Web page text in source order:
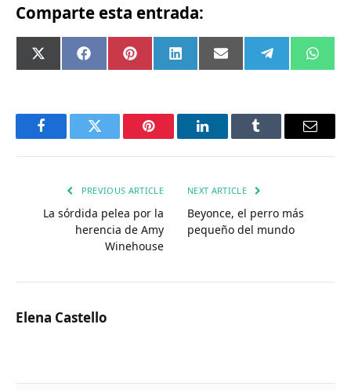
Comparte esta entrada:
Compartir
en
X
(Twitter)
Compartir
en
FacebookCompartir
en
PinterestCompartir
en
LinkedInCompartir
en
Email Compartir
en
Telegram
en
FacebookTwitter Pinterest LinkedInTumblr Email
PREVIOUS ARTICLE
La sórdida pelea por la
herencia de Amy
Winehouse
NEXT ARTICLE
Beyonce, el perro más
pequeño del mundo
Elena Castello